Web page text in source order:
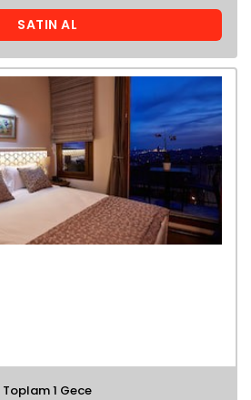
SATIN AL
Toplam 1 Gece